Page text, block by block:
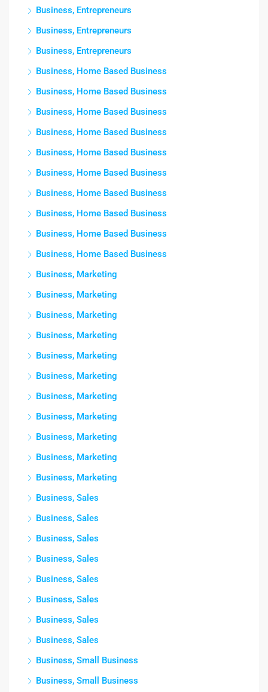
Business, Entrepreneurs
Business, Entrepreneurs
Business, Entrepreneurs
Business, Home Based Business
Business, Home Based Business
Business, Home Based Business
Business, Home Based Business
Business, Home Based Business
Business, Home Based Business
Business, Home Based Business
Business, Home Based Business
Business, Home Based Business
Business, Home Based Business
Business, Marketing
Business, Marketing
Business, Marketing
Business, Marketing
Business, Marketing
Business, Marketing
Business, Marketing
Business, Marketing
Business, Marketing
Business, Marketing
Business, Marketing
Business, Sales
Business, Sales
Business, Sales
Business, Sales
Business, Sales
Business, Sales
Business, Sales
Business, Sales
Business, Small Business
Business, Small Business